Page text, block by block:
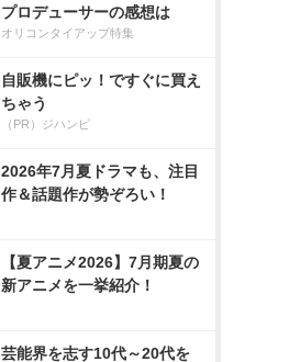
プロデューサーの感想は
オリコンタイアップ特集
自販機にピッ！ですぐに買え
ちゃう
（PR）ジハンピ
2026年7月夏ドラマも、注目
作＆話題作が勢ぞろい！
【夏アニメ2026】7月期夏の
新アニメを一挙紹介！
芸能界を志す10代～20代を